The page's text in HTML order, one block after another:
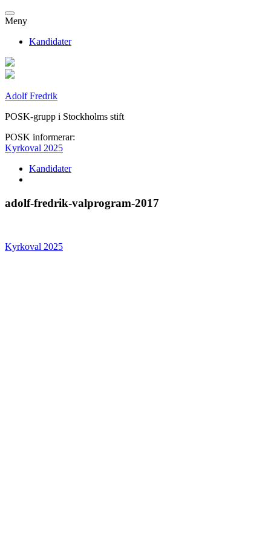
Meny
Kandidater
Adolf Fredrik
POSK-grupp i Stockholms stift
POSK informerar:
Kyrkoval 2025
Kandidater
adolf-fredrik-valprogram-2017
Kyrkoval 2025